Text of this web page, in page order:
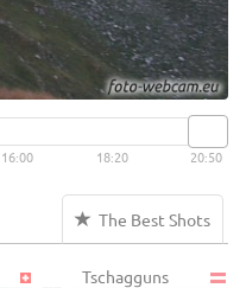
16:00 18:20 20:50
The Best Shots
Tschagguns